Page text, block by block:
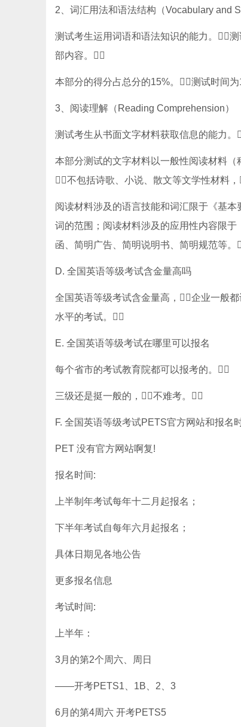
2、词汇用法和语法结构（Vocabulary and
测试考生运用词语和语法知识的能力。
部内容。
本部分的得分占总分的15%。测试时间
3、阅读理解（Reading Comprehension）
测试考生从书面文字材料获取信息的能力
本部分测试的文字材料以一般性阅读材料（
不包括诗歌、小说、散文等文学性材料
阅读材料涉及的语言技能和词汇限于《基本
词的范围；阅读材料涉及的应用性内容限于
函、简明广告、简明说明书、简明规范等。
D. 全国英语等级考试含金量高吗
全国英语等级考试含金量高，企业一般
水平的考试。
E. 全国英语等级考试在哪里可以报名
每个省市的考试教育院都可以报考的。
三级还是挺一般的，不难考。
F. 全国英语等级考试PETS官方网站和报名
PET 没有官方网站啊复!
报名时间:
上半制年考试每年十二月起报名；
下半年考试自每年六月起报名；
具体日期见各地公告
更多报名信息
考试时间:
上半年：
3月的第2个周六、周日
——开考PETS1、1B、2、3
6月的第4周六 开考PETS5